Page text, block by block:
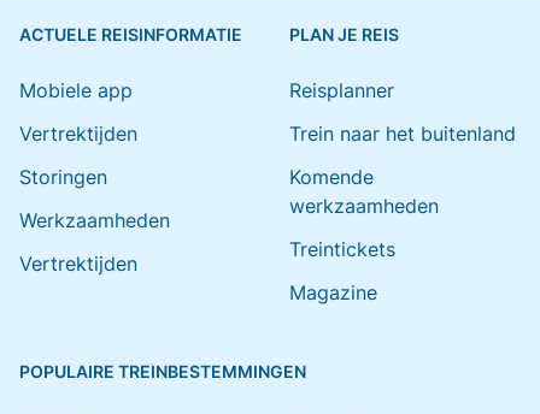
ACTUELE REISINFORMATIE
Mobiele app
Vertrektijden
Storingen
Werkzaamheden
Vertrektijden
PLAN JE REIS
Reisplanner
Trein naar het buitenland
Komende
werkzaamheden
Treintickets
Magazine
POPULAIRE TREINBESTEMMINGEN